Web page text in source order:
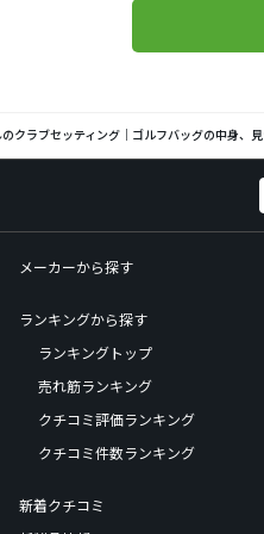
クラブセッティング｜ゴルフバッグの中身、
メーカーから探す
ランキングから探す
ランキングトップ
売れ筋ランキング
クチコミ評価ランキング
クチコミ件数ランキング
新着クチコミ